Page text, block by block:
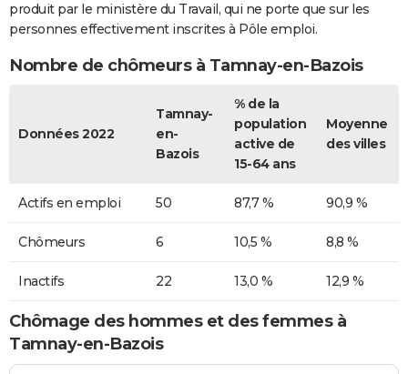
produit par le ministère du Travail, qui ne porte que sur les
personnes effectivement inscrites à Pôle emploi.
Nombre de chômeurs à Tamnay-en-Bazois
Données 2022
Tamnay-
en-
Bazois
% de la
population
active de
15-64 ans
Moyenne
des villes
Actifs en emploi 50 87,7 % 90,9 %
Chômeurs 6 10,5 % 8,8 %
Inactifs 22 13,0 % 12,9 %
Chômage des hommes et des femmes à
Tamnay-en-Bazois